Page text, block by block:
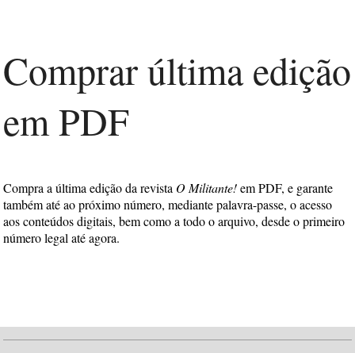
Comprar última edição
em PDF
Compra a última edição da revista O Militante!em PDF, e garante
também até ao próximo número, mediante palavra-passe, o acesso
aos conteúdos digitais, bem como a todo o arquivo, desde o primeiro
número legal até agora.